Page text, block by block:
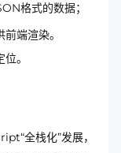
格式的数据；
端渲染。
。
全栈化”发展，